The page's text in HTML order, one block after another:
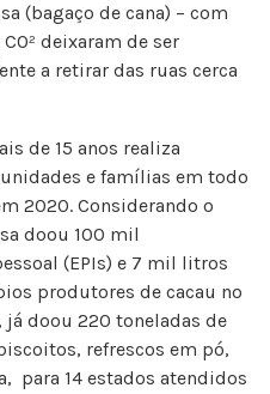
(bagaço de cana) – com
deixaram de ser
a retirar das ruas cerca
de 15 anos realiza
e famílias em todo
2020. Considerando o
doou 100 mil
(EPIs) e 7 mil litros
produtores de cacau no
já doou 220 toneladas de
refrescos em pó,
para 14 estados atendidos